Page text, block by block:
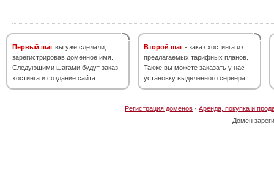
Первый шаг вы уже сделали,
зарегистрировав доменное имя.
Следующими шагами будут заказ
хостинга и создание сайта.
Второй шаг - заказ хостинга из
предлагаемых тарифных планов.
Также вы можете заказать у нас
установку выделенного сервера.
Регистрация доменов · Аренда, покупка и
Домен